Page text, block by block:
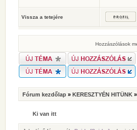
Vissza a tetejére
Hozzászólások
Fórum kezdőlap » KERESZTYÉN HITÜNK »
Ki van itt